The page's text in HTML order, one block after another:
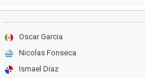
Oscar Garcia
Nicolas Fonseca
Ismael Diaz